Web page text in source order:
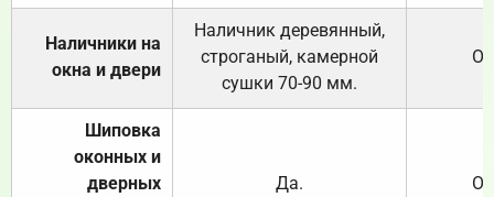
Наличники на
окна и двери
Наличник деревянный,
строганый, камерной
сушки 70-90 мм.
Шиповка
оконных и
дверных
Да.